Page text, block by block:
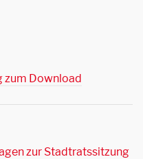
zum Download
zur Stadtratssitzung